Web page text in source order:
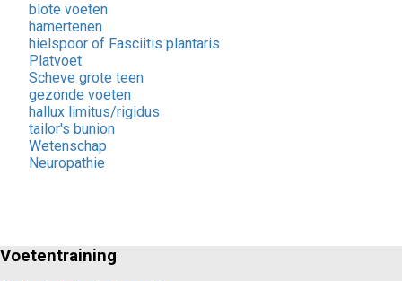
blote voeten
hamertenen
hielspoor of Fasciitis plantaris
Platvoet
Scheve grote teen
gezonde voeten
hallux limitus/rigidus
tailor's bunion
Wetenschap
Neuropathie
Voetentraining